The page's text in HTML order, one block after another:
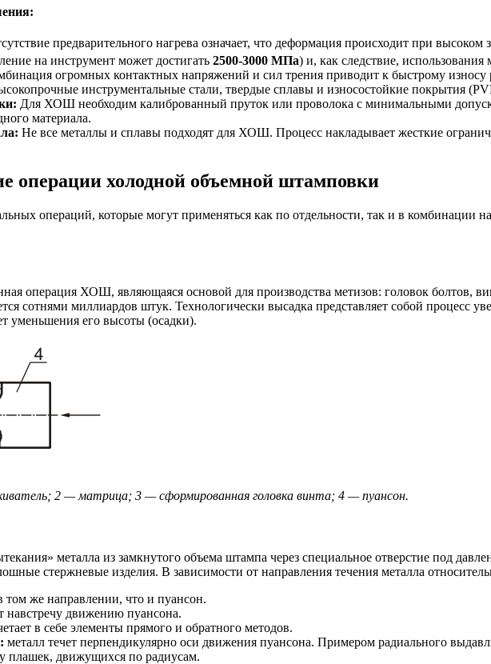
предварительного нагрева означает, что деформация происходит при высоком
на инструмент может достигать 2500-3000 МПа) и, как следствие,
огромных контактных напряжений и сил трения приводит к быстрому
инструментальные стали, твердые сплавы и износостойкие покрытия
Для ХОШ необходим калиброванный пруток или проволока с минимальными
материала.
Не все металлы и сплавы подходят для ХОШ. Процесс накладывает жесткие
операции холодной объемной штамповки
операций, которые могут применяться как по отдельности, так и в комбинации
операция ХОШ, являющаяся основой для производства метизов: головок болтов,
сотнями миллиардов штук. Технологически высадка представляет собой процесс
уменьшения его высоты (осадки).
2 — матрица; 3 — сформированная головка винта; 4 — пуансон.
металла из замкнутого объема штампа через специальное отверстие под
стержневые изделия. В зависимости от направления течения металла
том же направлении, что и пуансон.
навстречу движению пуансона.
в себе элементы прямого и обратного методов.
металл течет перпендикулярно оси движения пуансона. Примером радиального
плашек, движущихся по радиусам.